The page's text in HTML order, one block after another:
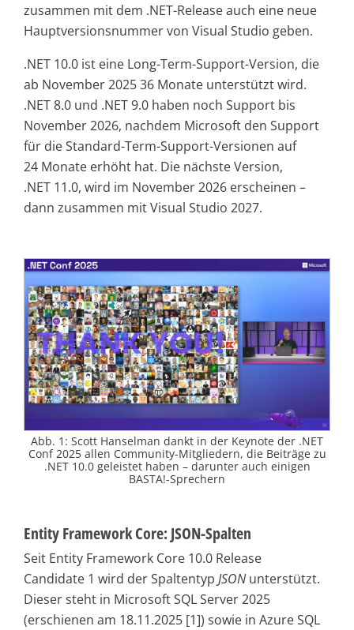
zusammen mit dem .NET-Release auch eine neue
Hauptversionsnummer von Visual Studio geben.
.NET 10.0 ist eine Long-Term-Support-Version, die
ab November 2025 36 Monate unterstützt wird.
.NET 8.0 und .NET 9.0 haben noch Support bis
November 2026, nachdem Microsoft den Support
für die Standard-Term-Support-Versionen auf
24 Monate erhöht hat. Die nächste Version,
.NET 11.0, wird im November 2026 erscheinen –
dann zusammen mit Visual Studio 2027.
Abb. 1: Scott Hanselman dankt in der Keynote der .NET
Conf 2025 allen Community-Mitgliedern, die Beiträge zu
.NET 10.0 geleistet haben – darunter auch einigen
BASTA!-Sprechern
Entity Framework Core: JSON-Spalten
Seit Entity Framework Core 10.0 Release
Candidate 1 wird der Spaltentyp JSONunterstützt.
Dieser steht in Microsoft SQL Server 2025
(erschienen am 18.11.2025 [1]) sowie in Azure SQL